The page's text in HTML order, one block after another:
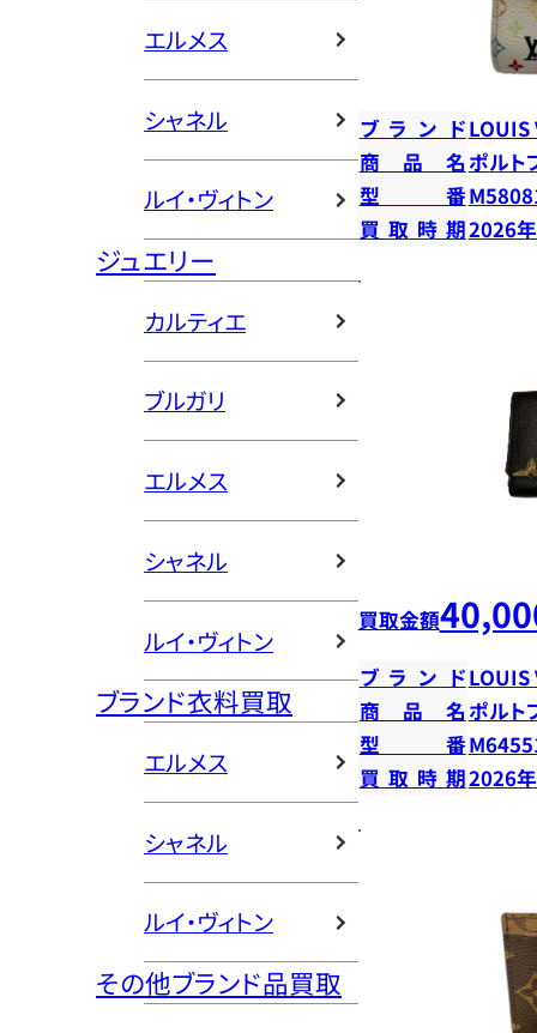
エルメス
シャネル
ルイ・ヴィトン
ジュエリー
カルティエ
ブルガリ
エルメス
シャネル
ルイ・ヴィトン
ブランド衣料買取
エルメス
シャネル
ルイ・ヴィトン
その他ブランド品買取
ブランドLOUIS
商品名ポルト
型番
買取時期2026
買取金額
ブランドLOUIS
商品名ポルト
型番
買取時期2026